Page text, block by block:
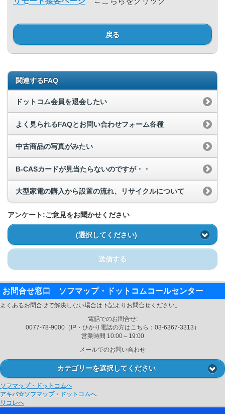
戻る
関連するFAQ
ドットコム会員を退会したい
よく見られるFAQとお問い合わせフォーム各種
中古商品の写真がみたい
B-CASカードが見当たらないのですが・・
大型家電の購入から設置の流れ、リサイクルについて
アンケート:ご意見をお聞かせください
(選択してください)
送信する
お問合せ窓口 ソフマップ・ドットコムコールセンター
よくあるお問合せで解決しない場合は下記よりお問合せください。
電話でのお問合せ:
0077-78-9000（IP・ひかり電話の方はこちら：03-6367-3313）
営業時間 10:00～19:00
メールでのお問い合わせ
カテゴリーを選択してください
ソフマップ・ドットコムへ
アキバ☆ソフマップ・ドットコムへ
リコレへ